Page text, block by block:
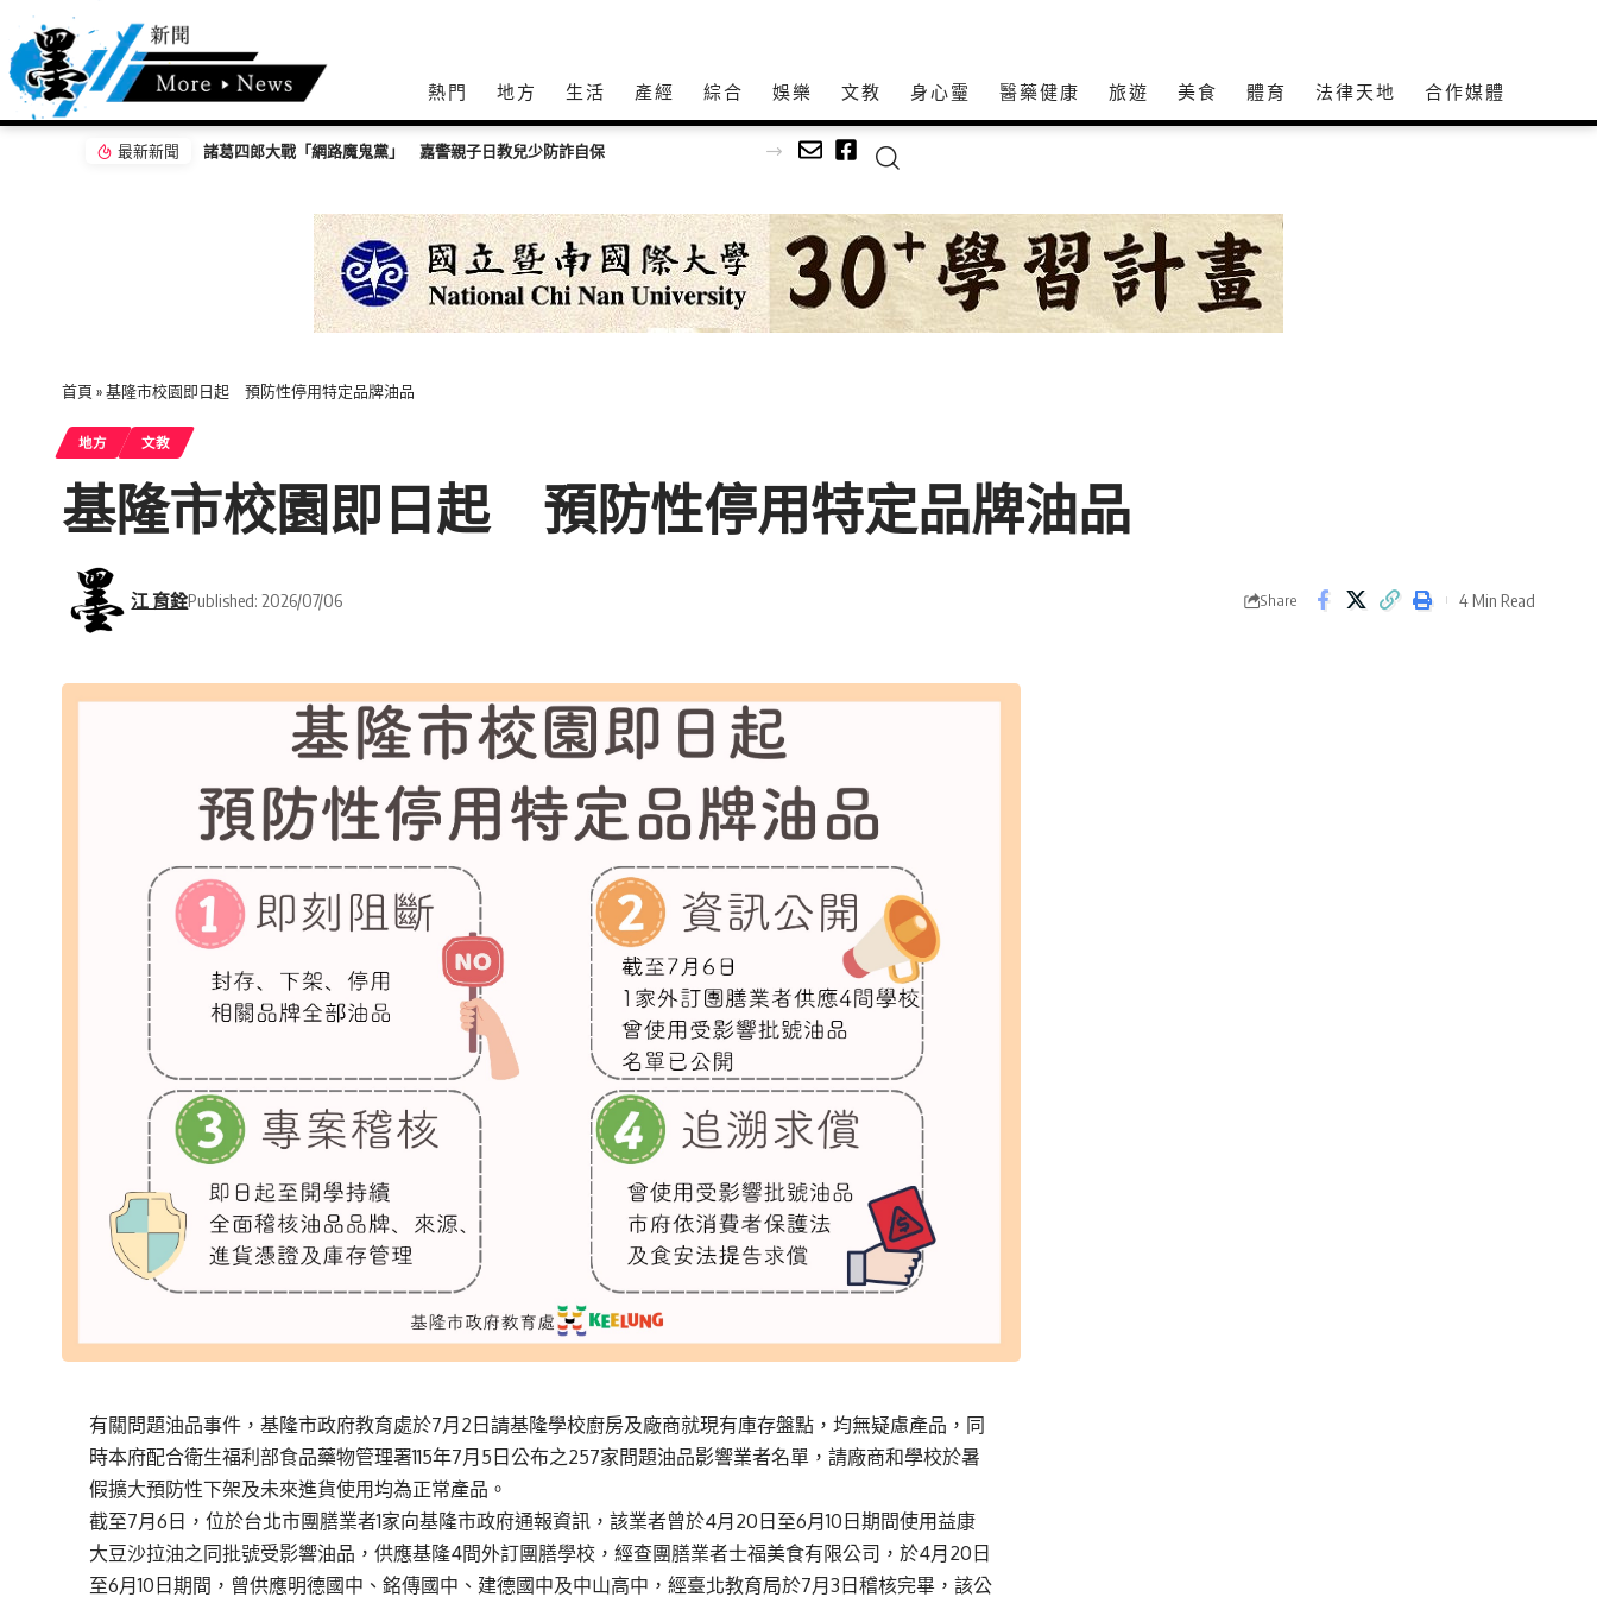
熱門 地方 生活 產經 綜合 娛樂 文教 身心𩆜 醫藥健康 旅遊 美食 體育 法律天地 合作媒體
最新新聞 諸葛四郎大戰「網路魔鬼黨」 嘉警親子日教兒少防詐自保
首頁 »基隆市校園即日起 預防性停用特定品牌油品
地方 文教
基隆市校園即日起 預防性停用特定品牌油品
江 育銓Published: 2026/07/06 Share 4 Min Read
有關問題油品事件，基隆市政府教育處於7月2日請基隆學校廚房及廠商就現有庫存盤點，均無疑慮產品，同
時本府配合衛生福利部食品藥物管理署115年7月5日公布之257家問題油品影響業者名單，請廠商和學校於暑
假擴大預防性下架及未來進貨使用均為正常產品。
截至7月6日，位於台北市團膳業者1家向基隆市政府通報資訊，該業者曾於4月20日至6月10日期間使用益康
大豆沙拉油之同批號受影響油品，供應基隆4間外訂團膳學校，經查團膳業者士福美食有限公司，於4月20日
至6月10日期間，曾供應明德國中、銘傳國中、建德國中及中山高中，經臺北教育局於7月3日稽核完畢，該公